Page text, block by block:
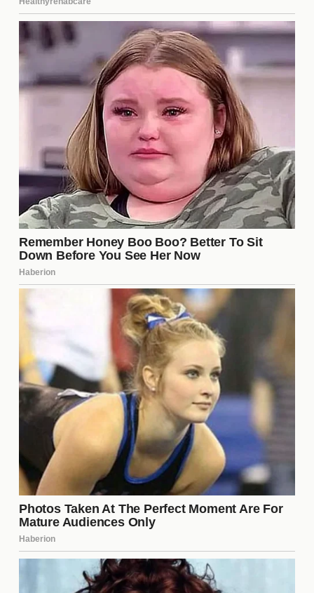
inesperado en el desarrollo del partido.
La estrategia de Úbeda
El entrenador Jorge Úbeda deberá implementar una
estrategia sólida para enfrentar a Cruzeiro. Es
probable que se enfoque en un juego defensivo
sólido, aprovechando la velocidad de sus extremos
para contrarrestar el ataque rival. La clave estará
en mantener la posesión y crear oportunidades
claras de gol. La capacidad de Úbeda para
adaptarse a las circunstancias del partido será
crucial para el éxito de Boca.
La historia entre Boca y
Cruzeiro
El historial de enfrentamientos entre Boca Juniors y
Cruzeiro es rico y lleno de momentos memorables.
Ambos equipos han tenido sus altibajos, pero
siempre han brindado partidos emocionantes. En
los últimos años, los encuentros han sido muy
competitivos, y la rivalidad ha crecido. La historia
compartida añade un nivel extra de emoción y
tensión a este próximo partido, lo que promete un
espectáculo digno de recordar.
¿Cuál es la fecha y hora del
partido?
El partido entre Boca Juniors y Cruzeiro está
programado para el próximo sábado a las 18:00